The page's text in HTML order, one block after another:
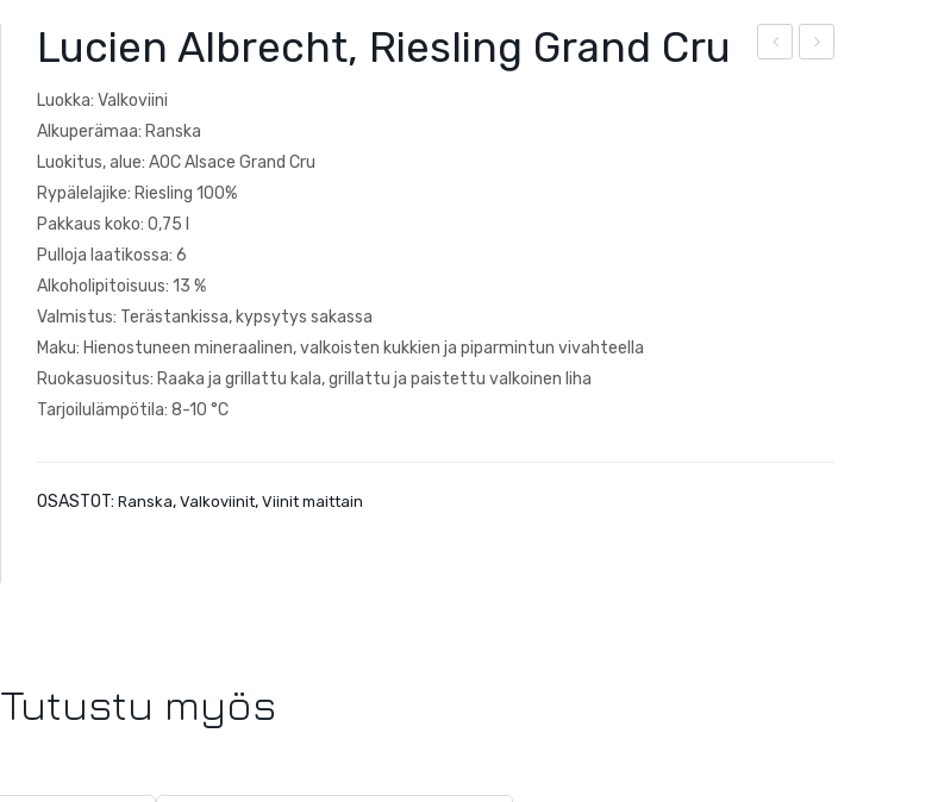
Lucien Albrecht, Riesling Grand Cru
Luokka: Valkoviini
Alkuperämaa: Ranska
Luokitus, alue: AOC Alsace Grand Cru
Rypälelajike: Riesling 100%
Pakkaus koko: 0,75 l
Pulloja laatikossa: 6
Alkoholipitoisuus: 13 %
Valmistus: Terästankissa, kypsytys sakassa
Maku: Hienostuneen mineraalinen, valkoisten kukkien ja piparmintun vivahteella
Ruokasuositus: Raaka ja grillattu kala, grillattu ja paistettu valkoinen liha
Tarjoilulämpötila: 8-10 °C
OSASTOT: Ranska, Valkoviinit, Viinit maittain
Tutustu myös